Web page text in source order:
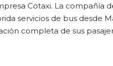
Cotaxi. La compañía
servicios de bus desde
completa de sus